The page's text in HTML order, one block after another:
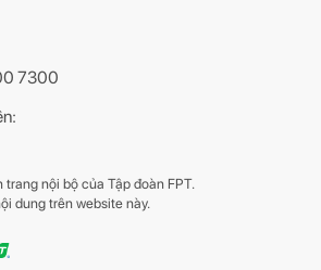
7300
nội bộ của Tập đoàn FPT.
dung trên website này.